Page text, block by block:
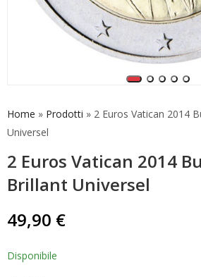
Home » Prodotti » 2 Euros Vatican 2014
Universel
2 Euros Vatican 2014 Bu
Brillant Universel
49,90 €
Disponibile